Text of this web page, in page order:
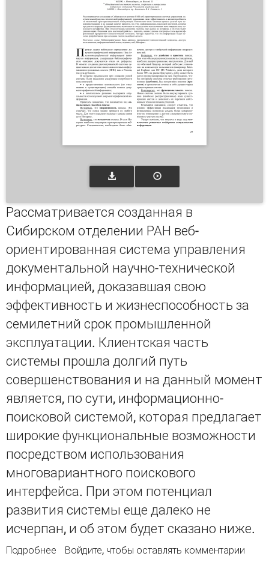
Рассматривается созданная в
Сибирском отделении РАН веб-
ориентированная система управления
документальной научно-технической
информацией, доказавшая свою
эффективность и жизнеспособность за
семилетний срок промышленной
эксплуатации. Клиентская часть
системы прошла долгий путь
совершенствования и на данный момент
является, по сути, информационно-
поисковой системой, которая предлагает
широкие функциональные возможности
посредством использования
многовариантного поискового
интерфейса. При этом потенциал
развития системы еще далеко не
исчерпан, и об этом будет сказано ниже.
Подробнее о ЭВОЛЮЦИЯ ВЕБ-ОРИЕНТИРОВАННОЙ
Войдите, чтобы оставлять комментарии